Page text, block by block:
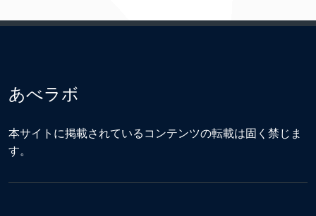
あべラボ
本サイトに掲載されているコンテンツの転載は固く禁じま
す。